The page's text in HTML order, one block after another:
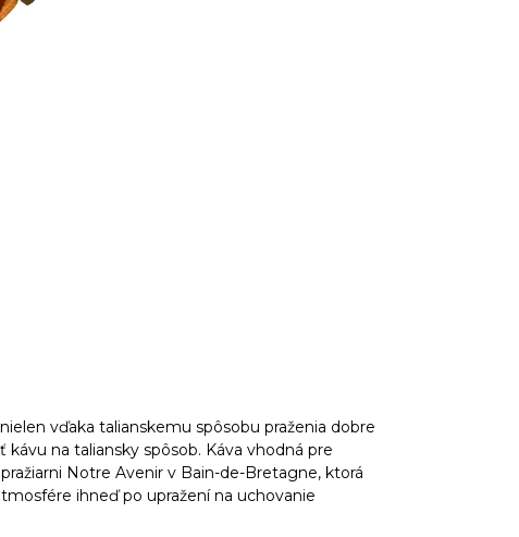
vďaka talianskemu spôsobu praženia dobre
na taliansky spôsob. Káva vhodná pre
Notre Avenir v Bain-de-Bretagne, ktorá
ihneď po upražení na uchovanie